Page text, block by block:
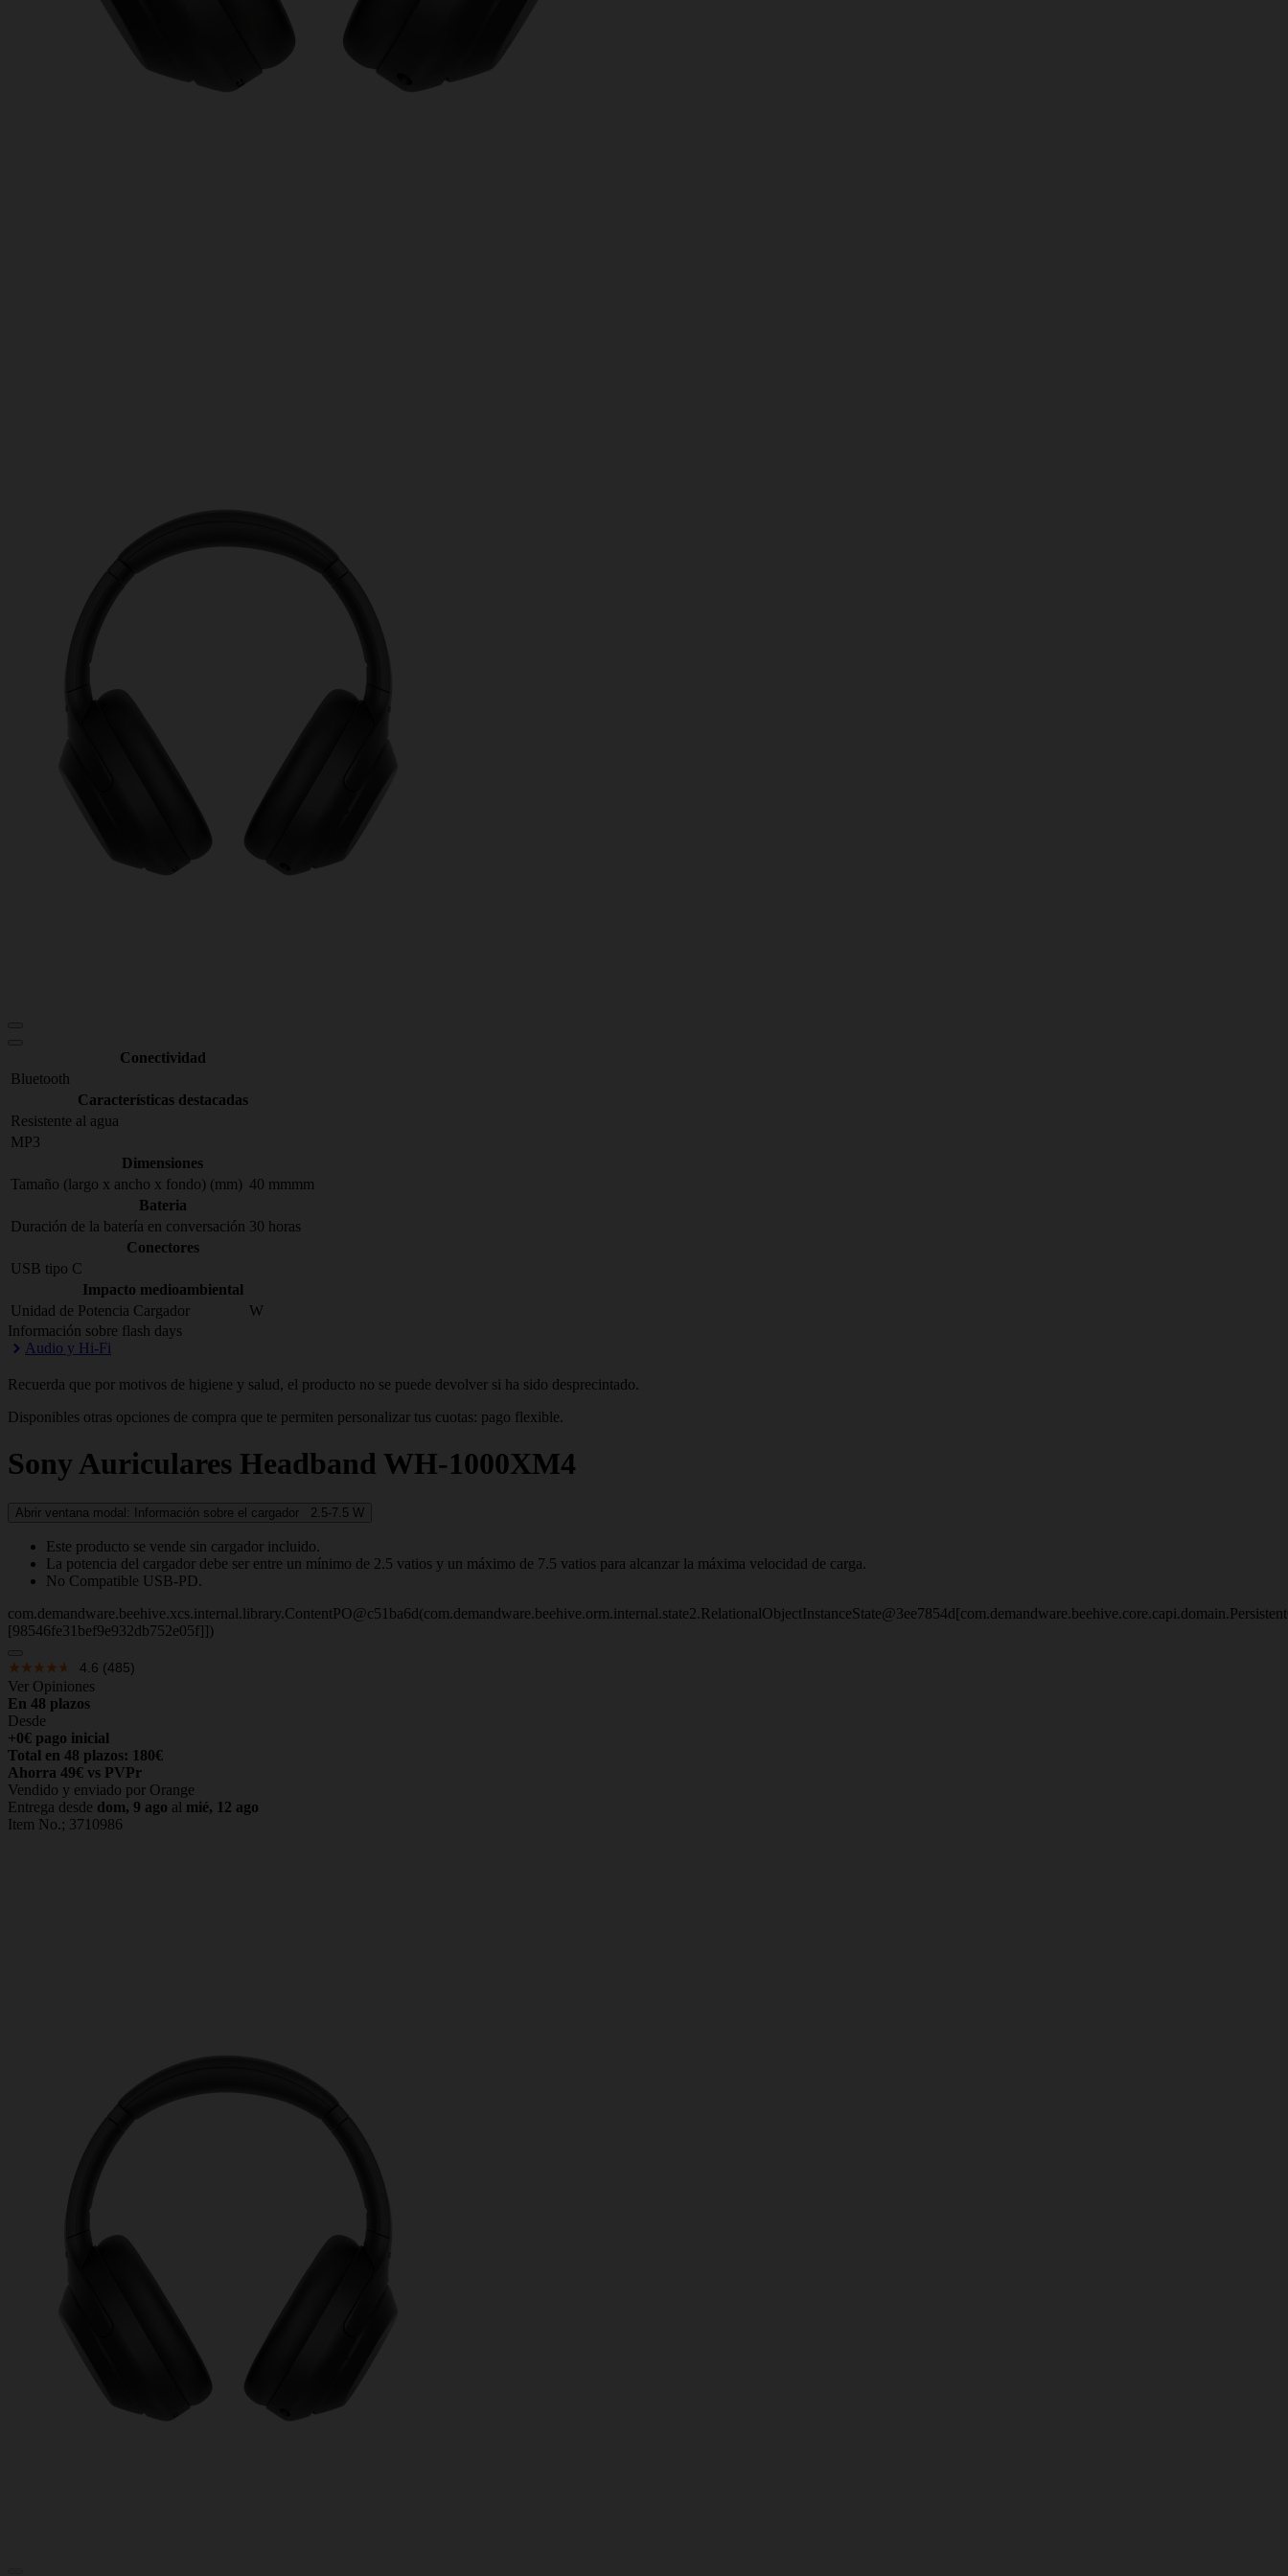
Conectividad
Bluetooth
Características destacadas
Resistente al agua
MP3
Dimensiones
Tamaño (largo x ancho x fondo) (mm) 40 mmmm
Bateria
Duración de la batería en conversación 30 horas
Conectores
USB tipo C
Impacto medioambiental
Unidad de Potencia Cargador
W
Información sobre flash days
Audio y Hi-Fi
Recuerda que por motivos de higiene y salud, el producto no se puede devolver si ha sido desprecintado.
Disponibles otras opciones de compra que te permiten personalizar tus cuotas: pago flexible.
SonyAuriculares Headband WH-1000XM4
Abrir ventana modal: Información sobre el cargador 2.5-7.5 W
Este producto se vende sin cargador incluido.
La potencia del cargador debe ser entre un mínimo de 2.5 vatios y un máximo de 7.5 vatios para alcanzar la máxima velocidad de carga.
No Compatible USB-PD.
[98546fe31bef9e932db752e05f]])
4.6 (485)
Ver Opiniones
En 48 plazos
Desde
+0€ pago inicial
Total en 48 plazos: 180€
Ahorra 49€ vs PVPr
Vendido y enviado por Orange
Entrega desde dom, 9 ago al mié, 12 ago
Item No.; 3710986